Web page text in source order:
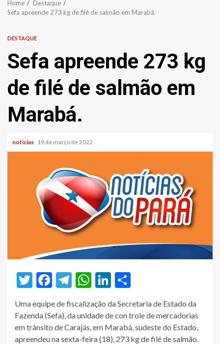
Home
Destaque
Sefa apreende 273 kg de filé de salmão em Marabá.
DESTAQUE
Sefa apreende 273 kg
de filé de salmão em
Marabá.
noticias 19 de março de 2022
Twitter
Facebook
Telegram
WhatsApp
LinkedIn
Uma equipe de fiscalização da Secretaria de Estado da
Fazenda (Sefa), da unidade de con trole de mercadorias
em trânsito de Carajás, em Marabá, sudeste do Estado,
apreendeu na sexta-feira (18), 273 kg de filé de salmão.